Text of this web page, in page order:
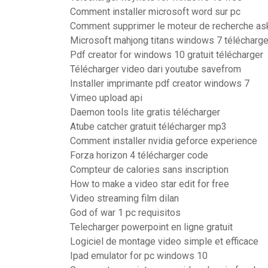
Comment installer microsoft word sur pc
Comment supprimer le moteur de recherche
Microsoft mahjong titans windows 7
Pdf creator for windows 10 gratuit télécharger
Télécharger video dari youtube savefrom
Installer imprimante pdf creator windows 7
Vimeo upload api
Daemon tools lite gratis télécharger
Atube catcher gratuit télécharger mp3
Comment installer nvidia geforce experience
Forza horizon 4 télécharger code
Compteur de calories sans inscription
How to make a video star edit for free
Video streaming film dilan
God of war 1 pc requisitos
Telecharger powerpoint en ligne gratuit
Logiciel de montage video simple et efficace
Ipad emulator for pc windows 10